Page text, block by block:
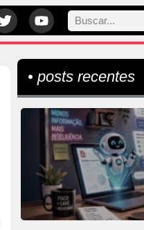
• posts recentes